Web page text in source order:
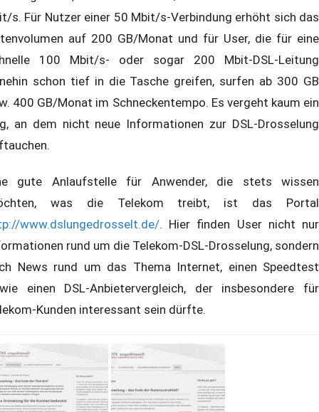
s. Für Nutzer einer 50 Mbit/s-Verbindung erhöht sich das
auf 200 GB/Monat und für User, die für eine
100 Mbit/s- oder sogar 200 Mbit-DSL-Leitung
schon tief in die Tasche greifen, surfen ab 300 GB
400 GB/Monat im Schneckentempo. Es vergeht kaum ein
an dem nicht neue Informationen zur DSL-Drosselung
gute Anlaufstelle für Anwender, die stets wissen
was die Telekom treibt, ist das Portal
www.dslungedrosselt.de/. Hier finden User nicht nur
rund um die Telekom-DSL-Drosselung, sondern
News rund um das Thema Internet, einen Speedtest
einen DSL-Anbietervergleich, der insbesondere für
Kunden interessant sein dürfte.